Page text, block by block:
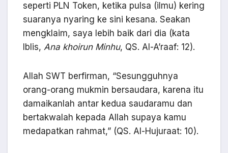
seperti PLN Token, ketika pulsa (ilmu) kering
suaranya nyaring ke sini kesana. Seakan
mengklaim, saya lebih baik dari dia (kata
Iblis, Ana khoirun Minhu, QS. Al-A’raaf: 12).
Allah SWT berfirman, “Sesungguhnya
orang-orang mukmin bersaudara, karena itu
damaikanlah antar kedua saudaramu dan
bertakwalah kepada Allah supaya kamu
medapatkan rahmat,” (QS. Al-Hujuraat: 10).